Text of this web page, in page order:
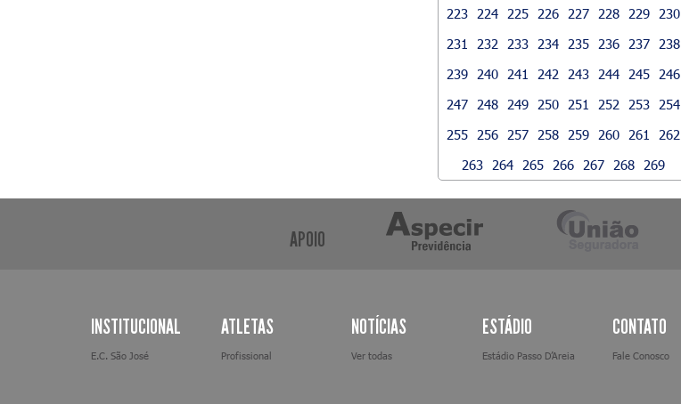
223
224 225 226 227 228 229
230
231
232 233 234 235 236 237
238
239
240 241 242 243 244 245
246
247
248 249 250 251 252 253
254
255
256 257 258 259 260 261
262
263
264 265 266 267 268 269
APOIO
INSTITUCIONAL
E.C. São José
ATLETAS
Profissional
NOTÍCIAS
Ver todas
ESTÁDIO
Estádio Passo D’Areia
CONTATO
Fale Conosco